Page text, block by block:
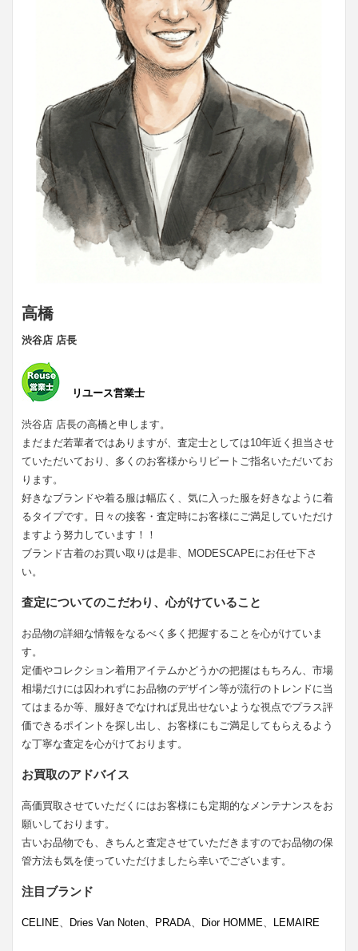
高橋
渋谷店 店長
リユース営業士
渋谷店 店長の高橋と申します。
まだまだ若輩者ではありますが、査定士としては10年近く担当させ
ていただいており、多くのお客様からリピートご指名いただいてお
ります。
好きなブランドや着る服は幅広く、気に入った服を好きなように着
るタイプです。日々の接客・査定時にお客様にご満足していただけ
ますよう努力しています！！
ブランド古着のお買い取りは是非、MODESCAPEにお任せ下さ
い。
査定についてのこだわり、心がけていること
お品物の詳細な情報をなるべく多く把握することを心がけていま
す。
定価やコレクション着用アイテムかどうかの把握はもちろん、市場
相場だけには囚われずにお品物のデザイン等が流行のトレンドに当
てはまるか等、服好きでなければ見出せないような視点でプラス評
価できるポイントを探し出し、お客様にもご満足してもらえるよう
な丁寧な査定を心がけております。
お買取のアドバイス
高価買取させていただくにはお客様にも定期的なメンテナンスをお
願いしております。
古いお品物でも、きちんと査定させていただきますのでお品物の保
管方法も気を使っていただけましたら幸いでございます。
注目ブランド
CELINE、 Dries Van Noten、 PRADA、 Dior HOMME、 LEMAIRE